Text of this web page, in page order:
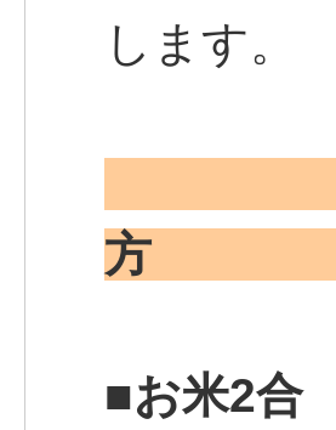
します。
■お米2合